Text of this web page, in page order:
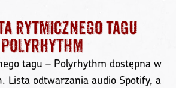
rytmicznego tagu
Polyrhythm
tagu – Polyrhythm dostępna w
Lista odtwarzania audio Spotify, a